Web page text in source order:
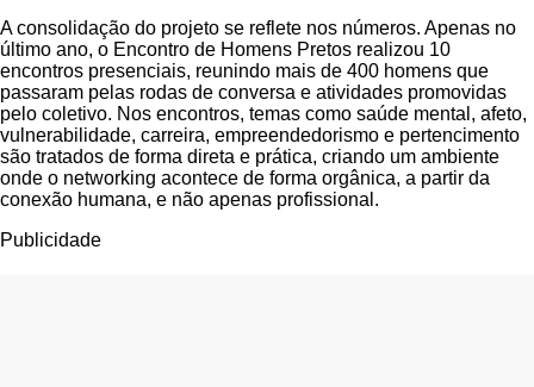
A consolidação do projeto se reflete nos números. Apenas no
último ano, o Encontro de Homens Pretos realizou 10
encontros presenciais, reunindo mais de 400 homens que
passaram pelas rodas de conversa e atividades promovidas
pelo coletivo. Nos encontros, temas como saúde mental, afeto,
vulnerabilidade, carreira, empreendedorismo e pertencimento
são tratados de forma direta e prática, criando um ambiente
onde o networking acontece de forma orgânica, a partir da
conexão humana, e não apenas profissional.
Publicidade